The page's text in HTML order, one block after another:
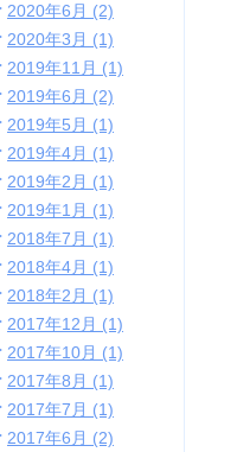
2020年6月 (2)
2020年3月 (1)
2019年11月 (1)
2019年6月 (2)
2019年5月 (1)
2019年4月 (1)
2019年2月 (1)
2019年1月 (1)
2018年7月 (1)
2018年4月 (1)
2018年2月 (1)
2017年12月 (1)
2017年10月 (1)
2017年8月 (1)
2017年7月 (1)
2017年6月 (2)